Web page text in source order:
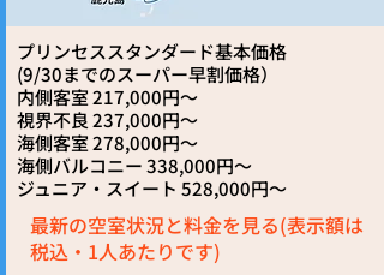
プリンセススタンダード基本価格
​(9/30までのスーパー早割価格）
内側客室 217,000円～
視界不良 237,000円～
海側客室 278,000円～
海側バルコニー 338,000円～
ジュニア・スイート 528,000円～
最新の空室状況と料金を見る(表示額は
税込・1人あたりです)